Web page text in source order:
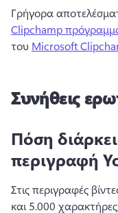
Γρήγορα
Clipchamp
του Microsoft
Συνήθεις
Πόση
περιγραφή
Στις περιγραφές
και 5.000